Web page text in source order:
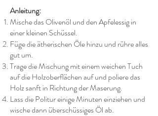
Anleitung:
Mische das Olivenöl und den Apfelessig in
einer kleinen Schüssel.
Füge die ätherischen Öle hinzu und rühre alles
gut um.
Trage die Mischung mit einem weichen Tuch
auf die Holzoberflächen auf und poliere das
Holz sanft in Richtung der Maserung.
Lass die Politur einige Minuten einziehen und
wische dann überschüssiges Öl ab.